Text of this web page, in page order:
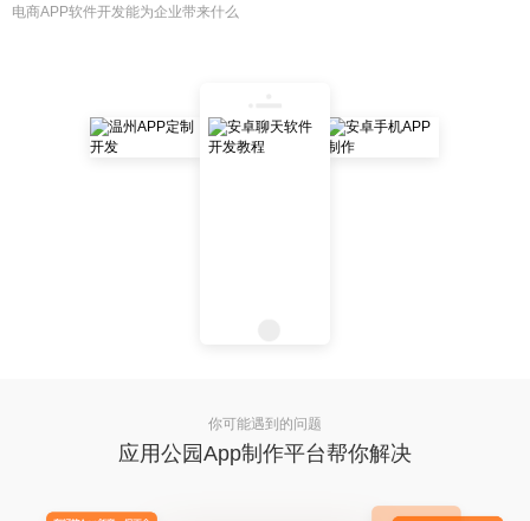
电商APP软件开发能为企业带来什么
你可能遇到的问题
应用公园App制作平台帮你解决